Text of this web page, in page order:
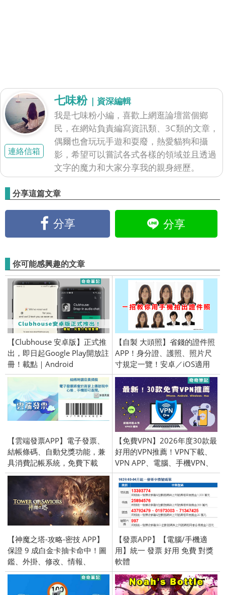
連絡信箱
七味粉 | 資深編輯
我是七味粉小編，喜歡上網逛論壇當個鄉
民，在網站負責編寫資訊類、3C類的文章，
偶爾也會玩玩手遊和耍廢，熱愛貓狗和攝
影，希望可以嘗試各式各樣的領域並且透過
文字的魔力和大家分享我的親身經歷。
分享這篇文章
分享 分享
你可能感興趣的文章
【Clubhouse 安卓版】正式推
出，即日起Google Play開放註
冊！載點｜Android
【自製 大頭照】省錢的證件照
APP！身分證、護照、照片尺
寸規定一覽！安卓／iOS適用
【雲端發票APP】電子發票、
結帳條碼、自動兌獎功能，兼
具消費記帳系統，免費下載
(Android／iOS／Windows
Phone)
【免費VPN】2026年度30款最
好用的VPN推薦！VPN下載、
VPN APP、電腦、手機VPN、
翻牆、看劇、美國、韓國、日
本、大陸
【神魔之塔-攻略-密技 APP】
保證 9 成白金卡抽卡命中！圖
鑑、外掛、修改、情報、
Combo值及卡牌能力一覽；自
動轉珠 教學(Android／iPhone
【發票APP】【電腦/手機適
用】統一 發票 好用 免費 對獎
軟體